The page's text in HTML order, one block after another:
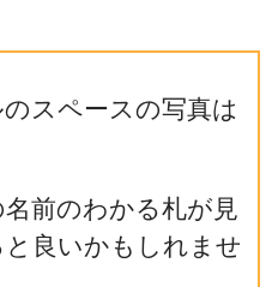
スペースの写真は
前のわかる札が見
良いかもしれませ